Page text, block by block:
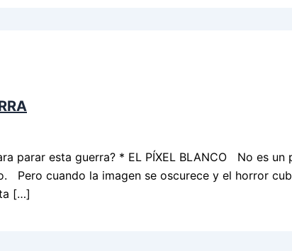
parar esta guerra? * EL PÍXEL BLANCO No es un
Pero cuando la imagen se oscurece y el horror
[…]